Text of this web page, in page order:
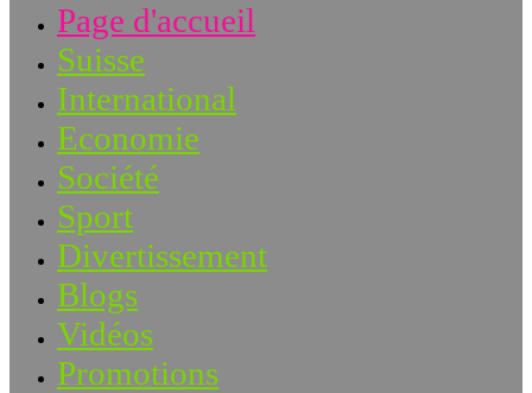
Page d'accueil
Suisse
International
Economie
Société
Sport
Divertissement
Blogs
Vidéos
Promotions